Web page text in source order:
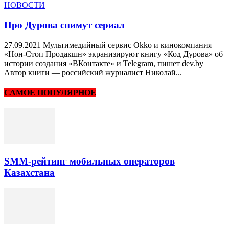
НОВОСТИ
Про Дурова снимут сериал
27.09.2021 Мультимедийный сервис Okko и кинокомпания
«Нон-Стоп Продакшн» экранизируют книгу «Код Дурова» об
истории создания «ВКонтакте» и Telegram, пишет dev.by
Автор книги — российский журналист Николай...
САМОЕ ПОПУЛЯРНОЕ
SMM-рейтинг мобильных операторов
Казахстана